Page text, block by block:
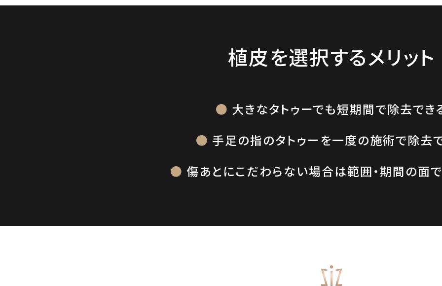
植皮を選択するメリット
大きなタトゥーでも短期間で除去でき
手足の指のタトゥーを一度の施術で除去
傷あとにこだわらない場合は範囲・期間の面